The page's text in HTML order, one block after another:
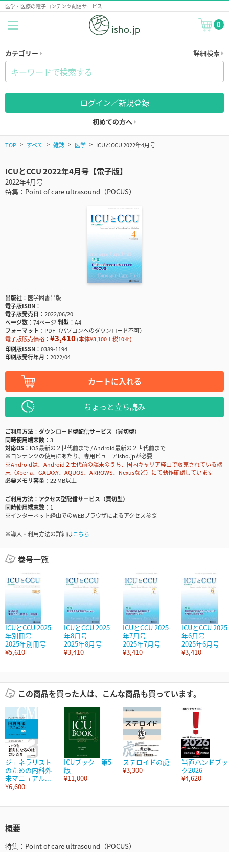
医学・医療の電子コンテンツ配信サービス
0
カテゴリー 詳細検索
ログイン／新規登録
初めての方へ
TOP すべて 雑誌 医学 ICUとCCU 2022年4月号
ICUとCCU 2022年4月号【電子版】
2022年4月号
特集：Point of care ultrasound（POCUS）
出版社
医学図書出版
電子版ISBN
電子版発売日
2022/06/20
ページ数
74ページ判型
A4
フォーマット
PDF（パソコンへのダウンロード不可）
電子版販売価格： ¥3,410(本体¥3,100＋税10％)
印刷版ISSN
0389-1194
印刷版発行年月
2022/04
カートに入れる
ちょっと立ち読み
ご利用方法
ダウンロード型配信サービス（買切型）
同時使用端末数
3
対応OS
iOS最新の２世代前まで / Android最新の２世代前まで
※コンテンツの使用にあたり、専用ビューアisho.jpが必要
※Androidは、Android２世代前の端末のうち、国内キャリア経由で販売されている端
末（Xperia、GALAXY、AQUOS、ARROWS、Nexusなど）にて動作確認しています
必要メモリ容量
22 MB以上
ご利用方法
アクセス型配信サービス（買切型）
同時使用端末数
1
※インターネット経由でのWEBブラウザによるアクセス参照
※導入・利用方法の詳細はこちら
巻号一覧
ICUとCCU 2025
年別冊号
2025年別冊号
¥5,610
ICUとCCU 2025
年8月号
2025年8月号
¥3,410
ICUとCCU 2025
年7月号
2025年7月号
¥3,410
ICUとCCU 2025
年6月号
2025年6月号
¥3,410
この商品を買った人は、こんな商品も買っています。
ジェネラリスト
のための内科外
来マニュアル...
¥6,600
ICUブック 第5
版
¥11,000
ステロイドの虎
¥3,300
当直ハンドブッ
ク2026
¥4,620
概要
特集：Point of care ultrasound（POCUS）